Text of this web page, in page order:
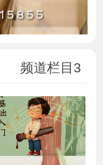
频道栏目3